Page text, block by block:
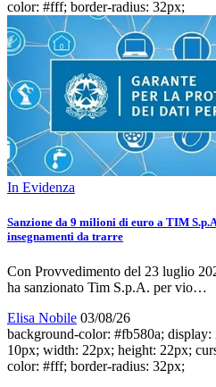
color: #fff; border-radius: 32px;
In Evidenza
Sanzione da 9 milioni di euro a TIM
insegnamenti da trarre
Con Provvedimento del 23 luglio
ha sanzionato Tim S.p.A. per vio…
Elisa Nobile 03/08/26
background-color: #fb580a;
10px; width: 22px; height: 22px;
color: #fff; border-radius: 32px;